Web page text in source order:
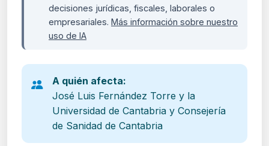
decisiones jurídicas, fiscales, laborales o
empresariales. Más información sobre nuestro
uso de IA
A quién afecta:
José Luis Fernández Torre y la
Universidad de Cantabria y Consejería
de Sanidad de Cantabria